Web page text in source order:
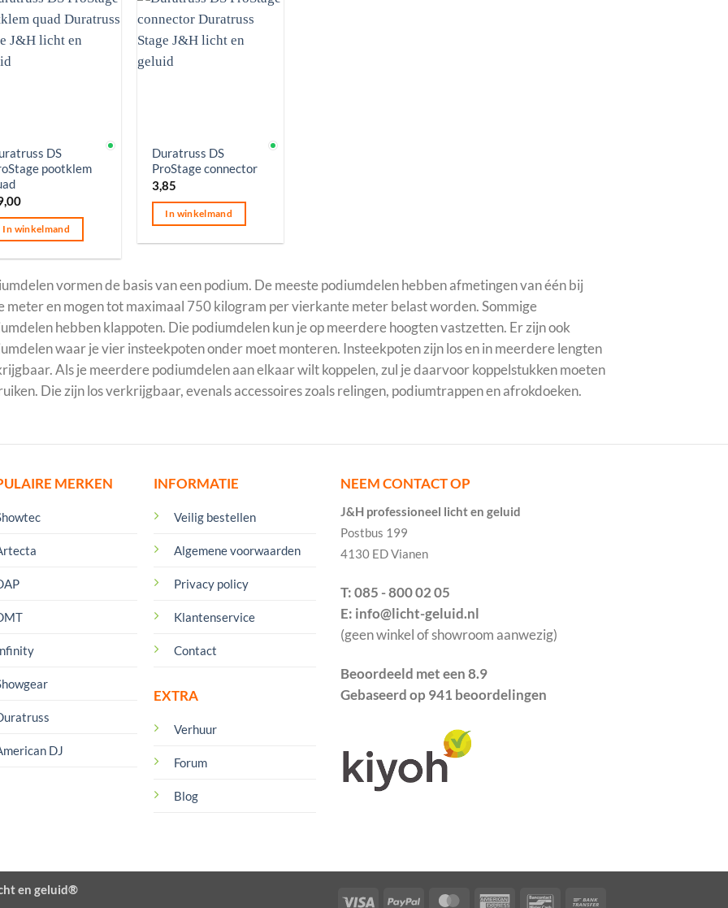
voorraad
DS
pootklem
In winkelmand
Op voorraad
Duratruss DS
ProStage connector
3,85
In winkelmand
vormen de basis van een podium. De meeste podiumdelen hebben afmetingen van één bij
meter en mogen tot maximaal 750 kilogram per vierkante meter belast worden. Sommige
hebben klappoten. Die podiumdelen kun je op meerdere hoogten vastzetten. Er zijn ook
waar je vier insteekpoten onder moet monteren. Insteekpoten zijn los en in meerdere lengten
Als je meerdere podiumdelen aan elkaar wilt koppelen, zul je daarvoor koppelstukken moeten
Die zijn los verkrijgbaar, evenals accessoires zoals relingen, podiumtrappen en afrokdoeken.
MERKEN
DJ
INFORMATIE
Veilig bestellen
Algemene voorwaarden
Privacy policy
Klantenservice
Contact
EXTRA
Verhuur
Forum
Blog
NEEM CONTACT OP
J&H professioneel licht en geluid
Postbus 199
4130 ED Vianen
T: 085 - 800 02 05
E: info@licht-geluid.nl
(geen winkel of showroom aanwezig)
Beoordeeld met een 8.9
Gebaseerd op 941 beoordelingen
Visa PayPal MasterCardAmerican Bancontact
en geluid®